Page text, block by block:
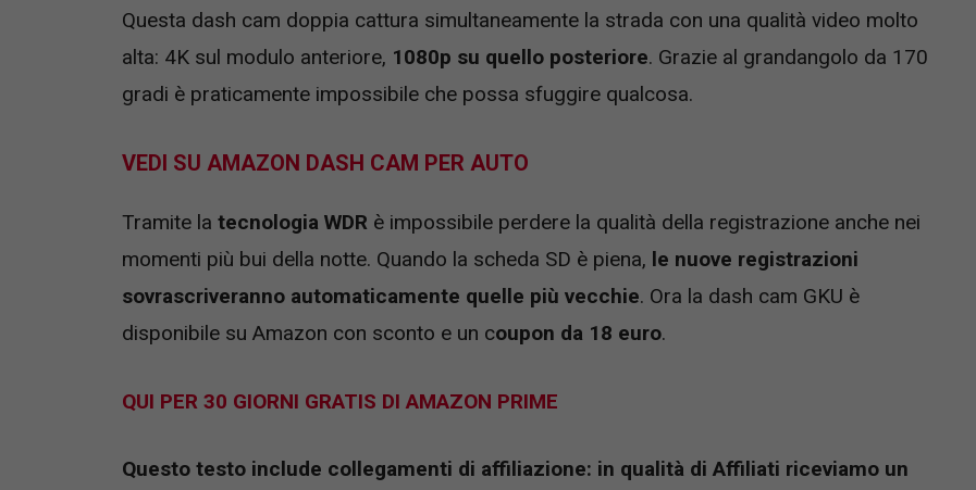
Questa dash cam doppia cattura simultaneamente la strada con una qualità video molto
alta: 4K sul modulo anteriore, 1080p su quello posteriore. Grazie al grandangolo da 170
gradi è praticamente impossibile che possa sfuggire qualcosa.
VEDI SU AMAZON DASH CAM PER AUTO
Tramite la tecnologia WDR è impossibile perdere la qualità della registrazione anche nei
momenti più bui della notte. Quando la scheda SD è piena, le nuove registrazioni
sovrascriveranno automaticamente quelle più vecchie. Ora la dash cam GKU è
disponibile su Amazon con sconto e un coupon da 18 euro.
QUI PER 30 GIORNI GRATIS DI AMAZON PRIME
Questo testo include collegamenti di affiliazione: in qualità di Affiliati riceviamo un